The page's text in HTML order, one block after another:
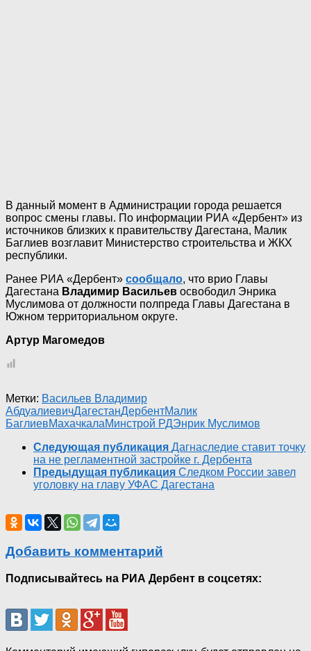
В данный момент в Администрации города решается
вопрос смены главы. По информации РИА «Дербент» из
источников близких к правительству Дагестана, Малик
Баглиев возглавит Министерство строительства и ЖКХ
республики.
Ранее РИА «Дербент» сообщало, что врио Главы
Дагестана Владимир Васильев освободил Энрика
Муслимова от должности полпреда Главы Дагестана в
Южном территориальном округе.
Артур Магомедов
Метки: Васильев Владимир
АбдуалиевичДагестанДербентМалик
БаглиевМахачкалаМинстрой РДЭнрик Муслимов
Следующая публикация Дагнаследие ставит точку
на не регламентной застройке г. Дербента
Предыдущая публикация Следком России завел
уголовку на главу УФАС Дагестана
Добавить комментарий
Подписывайтесь на РИА Дербент в соцсетях: